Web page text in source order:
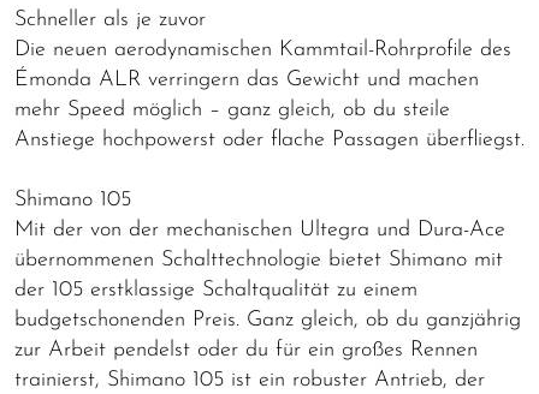
Schneller als je zuvor
Die neuen aerodynamischen Kammtail-Rohrprofile des
Émonda ALR verringern das Gewicht und machen
mehr Speed möglich – ganz gleich, ob du steile
Anstiege hochpowerst oder flache Passagen überfliegst.
Shimano 105
Mit der von der mechanischen Ultegra und Dura-Ace
übernommenen Schalttechnologie bietet Shimano mit
der 105 erstklassige Schaltqualität zu einem
budgetschonenden Preis. Ganz gleich, ob du ganzjährig
zur Arbeit pendelst oder du für ein großes Rennen
trainierst, Shimano 105 ist ein robuster Antrieb, der